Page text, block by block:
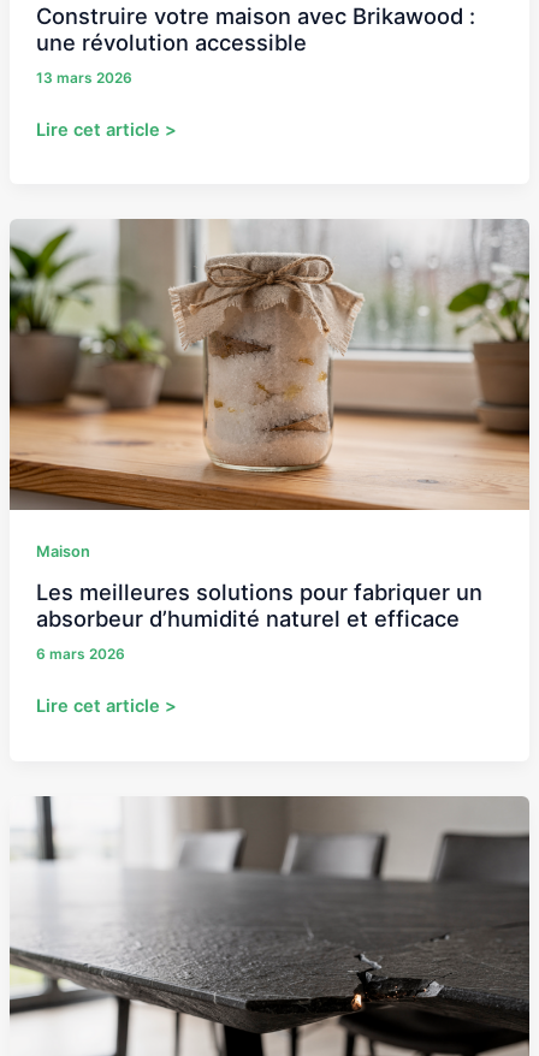
Construire votre maison avec Brikawood :
une révolution accessible
13 mars 2026
Lire cet article >
Maison
Les meilleures solutions pour fabriquer un
absorbeur d’humidité naturel et efficace
6 mars 2026
Les
meilleures
solutions
pour
fabriquer
absorbeur
d’humidité
naturel
et
Lire cet article >
Faut-
craquer
en
céramique
?
Découvrez